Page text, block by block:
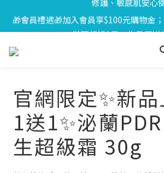
⏰8/01-8/18限定⏰下單送泌雪平衡面膜,
$1799再享Uber點數
🎁會員禮遇🎁加入會員享$100元購物金
點可折抵1元；生日再送
$1799再享Uber點數
官網限定✨新
1送1✨泌蘭
生超級霜 30g